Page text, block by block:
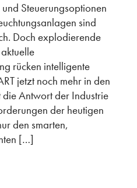
Steuerungsoptionen
sind
Doch explodierende
rücken intelligente
jetzt noch mehr in den
die Antwort der Industrie
der heutigen
den smarten,
[…]